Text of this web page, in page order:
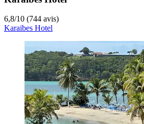
6,8/10 (744 avis)
Karaibes Hotel